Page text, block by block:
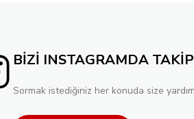
BİZİ INSTAGRAMDA
Sormak istediğiniz her konuda size